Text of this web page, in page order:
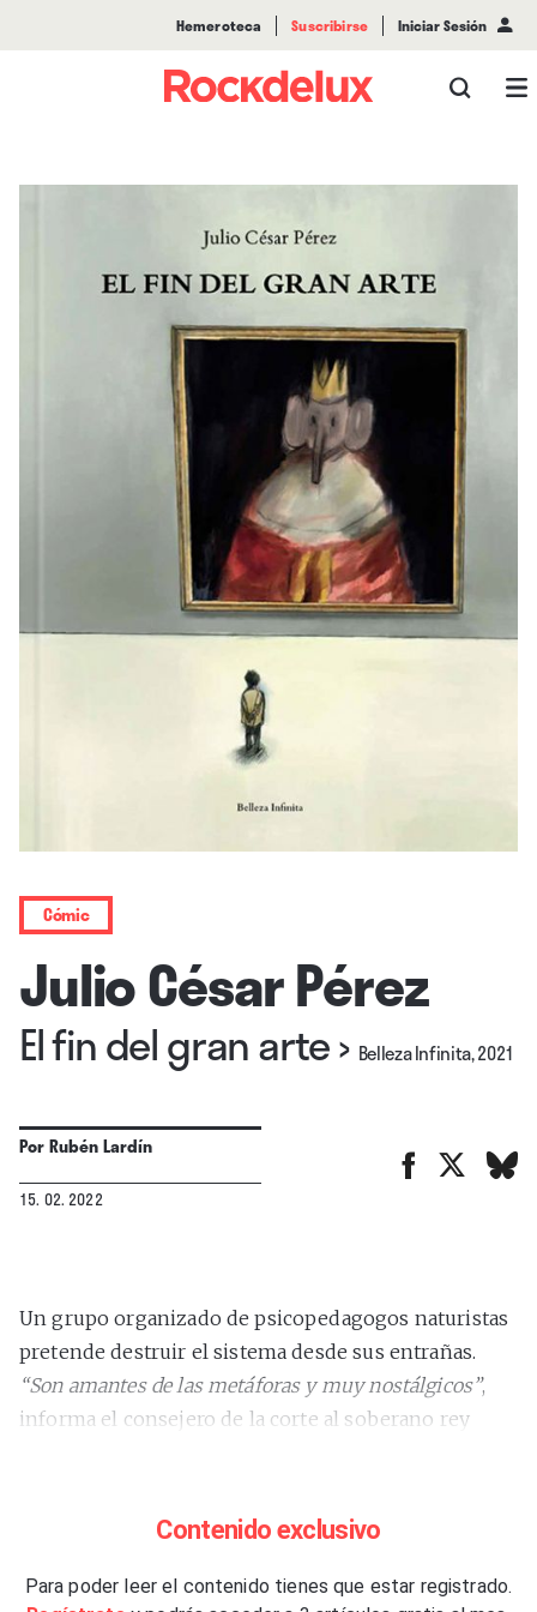
Hemeroteca Suscribirse Iniciar Sesión
Cómic
Julio César Pérez
El fin del gran arte› Belleza Infinita, 2021
PorRubén Lardín
15. 02. 2022
Un grupo organizado de psicopedagogos naturistas
pretende destruir el sistema desde sus entrañas.
“Son amantes de las metáforas y muy nostálgicos”,
informa el consejero de la corte al soberano rey
“El fin del gran arte”
se ampara en la representación.
es, desde esa cubierta que es súbdita de sí misma,
Contenido exclusivo
Para poder leer el contenido tienes que estar registrado.